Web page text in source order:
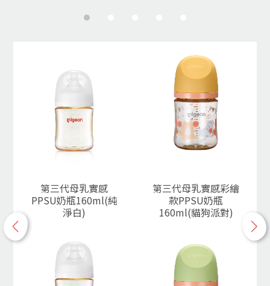
第三代母乳實感
PPSU奶瓶160ml(純
淨白)
第三代母乳實感彩繪
款PPSU奶瓶
160ml(貓狗派對)
p
n